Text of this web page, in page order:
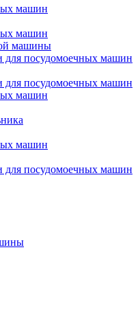
машин
машин
машины
для посудомоечных машин
для посудомоечных машин
машин
машин
для посудомоечных машин